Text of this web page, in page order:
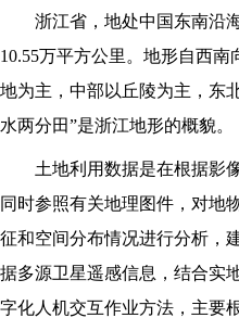
浙江省，地处中国东南沿
10.55万平方公里。地形自西
地为主，中部以丘陵为主，东
水两分田”是浙江地形的概貌。
土地利用数据是在根据影
同时参照有关地理图件，对地
征和空间分布情况进行分析，
据多源卫星遥感信息，结合实
字化人机交互作业方法，主要